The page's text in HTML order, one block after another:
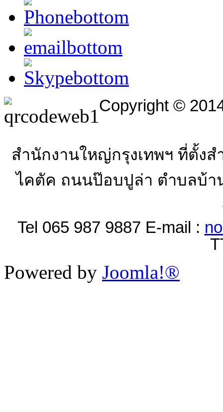
Copyright ©
สำนักงานใหญ่กรุงเทพฯ ที่ตั้งส
ไคตัค ถนนป๊อบปูล่า ตำบลบ้า
Tel 065 987 9887 E-mail :
Powered by Joomla!®